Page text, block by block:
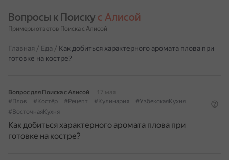
Вопросы к Поиску с Алисой
Примеры ответов Поиска с Алисой
Главная / Еда / Как добиться характерного аромата плова при
готовке на костре?
Вопрос для Поиска с Алисой
17 мая
#Плов
#Костёр #Рецепт #Кулинария
#УзбекскаяКухня
#ВосточнаяКухня
Как добиться характерного аромата плова при
готовке на костре?